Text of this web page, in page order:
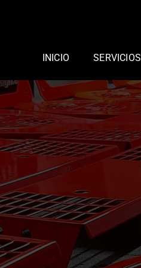
INICIO SERVICIOS